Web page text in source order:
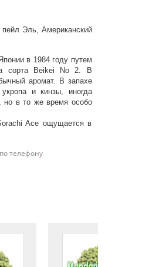
Эль, Американский
в 1984 году путем
сорта Beikei No 2. В
аромат. В запахе
и кинзы, иногда
но в то же время особо
Ace ощущается в
телефону